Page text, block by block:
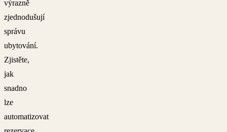
výrazně
zjednodušují
správu
ubytování.
Zjistěte,
jak
snadno
lze
automatizovat